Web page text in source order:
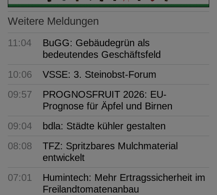
Weitere Meldungen
11:04
BuGG: Gebäudegrün als
bedeutendes Geschäftsfeld
10:06
VSSE: 3. Steinobst-Forum
09:57
PROGNOSFRUIT 2026: EU-
Prognose für Äpfel und Birnen
09:04
bdla: Städte kühler gestalten
08:08
TFZ: Spritzbares Mulchmaterial
entwickelt
07:01
Humintech: Mehr Ertragssicherheit im
Freilandtomatenanbau